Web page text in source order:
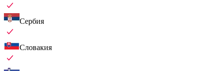
Сербия
Словакия